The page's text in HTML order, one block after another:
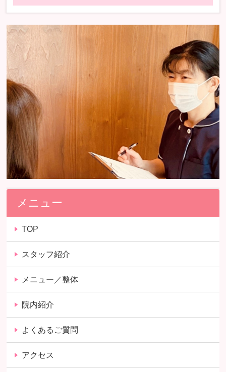
メニュー
TOP
スタッフ紹介
メニュー／整体
院内紹介
よくあるご質問
アクセス